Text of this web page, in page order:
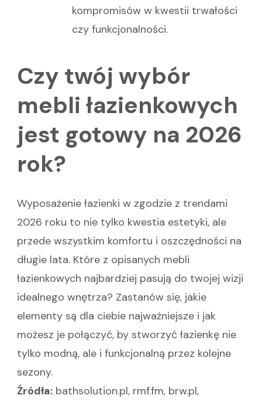
kompromisów w kwestii trwałości
czy funkcjonalności.
Czy twój wybór
mebli łazienkowych
jest gotowy na 2026
rok?
Wyposażenie łazienki w zgodzie z trendami
2026 roku to nie tylko kwestia estetyki, ale
przede wszystkim komfortu i oszczędności na
długie lata. Które z opisanych mebli
łazienkowych najbardziej pasują do twojej wizji
idealnego wnętrza? Zastanów się, jakie
elementy są dla ciebie najważniejsze i jak
możesz je połączyć, by stworzyć łazienkę nie
tylko modną, ale i funkcjonalną przez kolejne
sezony.
Źródła: bathsolution.pl, rmf.fm, brw.pl,